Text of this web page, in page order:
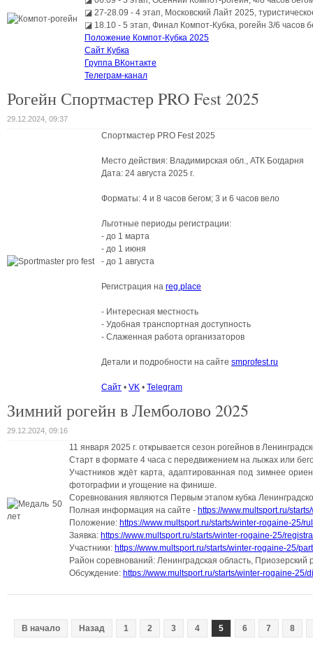
◪ 27-28.09 - 4 этап, Московский Лайт 2025,
◪ 18.10 - 5 этап, Финал Компот-Кубка, рогейн 3/6 часов
Положение Компот-Кубка 2025
Сайт Кубка
Группа ВКонтакте
Телеграм-канал
Рогейн Спортмастер PRO Fest 2025
29.12.2024, 09:37
Спортмастер PRO Fest 2025
Место действия: Владимирская обл., АТК Богдарня
Дата: 24 августа 2025 г.
Форматы: 4 и 8 часов бегом; 3 и 6 часов вело
Льготные периоды регистрации:
- до 1 марта
- до 1 июня
- до 1 августа
Регистрация на reg.place
- Интересная местность
- Удобная транспортная доступность
- Слаженная работа организаторов
Детали и подробности на сайте smprofest.ru
Сайт • VK • Telegram
Зимний рогейн в Лемболово 2025
29.12.2024, 09:16
11 января 2025 г. открывается сезон рогейнов в
Старт в формате 4 часа с передвижением на лыжах или
Участников ждёт карта, адаптированная под зимнее
фотографии и угощение на финише.
Соревнования являются Первым этапом кубка
Полная информация на сайте - https://www.multsport.ru/
Положение: https://www.multsport.ru/starts/winter-rogaine-25/
Заявка: https://www.multsport.ru/starts/winter-rogaine-25/
Участники: https://www.multsport.ru/starts/winter-rogaine-25/
Район соревнований: Ленинградская область,
Обсуждение: https://www.multsport.ru/starts/winter-rogaine-25/
В начало Назад 1 2 3 4 5 6 7 8